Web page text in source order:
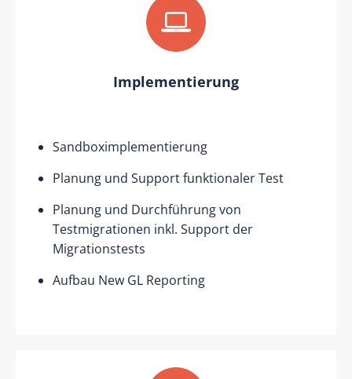
Implementierung
Sandboximplementierung
Planung und Support funktionaler Test
Planung und Durchführung von
Testmigrationen inkl. Support der
Migrationstests
Aufbau New GL Reporting